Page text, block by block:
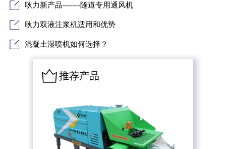
耿力新产品-------隧道专用通风机
耿力双液注浆机适用和优势
混凝土湿喷机如何选择？
推荐产品